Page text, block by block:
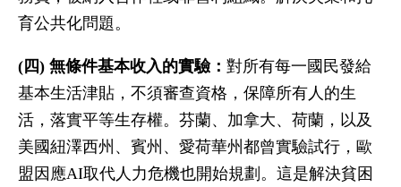
育公共化問題。
(四) 無條件基本收入的實驗： 對所有每一國民發給
基本生活津貼，不須審查資格，保障所有人的生
活，落實平等生存權。芬蘭、加拿大、荷蘭，以及
美國紐澤西州、賓州、愛荷華州都曾實驗試行，歐
盟因應AI取代人力危機也開始規劃。這是解決貧困